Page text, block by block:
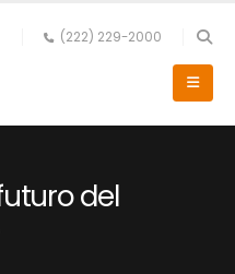
(222) 229-2000
del